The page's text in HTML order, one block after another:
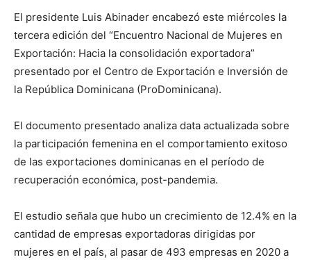
El presidente Luis Abinader encabezó este miércoles la
tercera edición del “Encuentro Nacional de Mujeres en
Exportación: Hacia la consolidación exportadora”
presentado por el Centro de Exportación e Inversión de
la República Dominicana (ProDominicana).
El documento presentado analiza data actualizada sobre
la participación femenina en el comportamiento exitoso
de las exportaciones dominicanas en el período de
recuperación económica, post-pandemia.
El estudio señala que hubo un crecimiento de 12.4% en la
cantidad de empresas exportadoras dirigidas por
mujeres en el país, al pasar de 493 empresas en 2020 a